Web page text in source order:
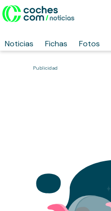
Noticias Fichas Fotos
Publicidad